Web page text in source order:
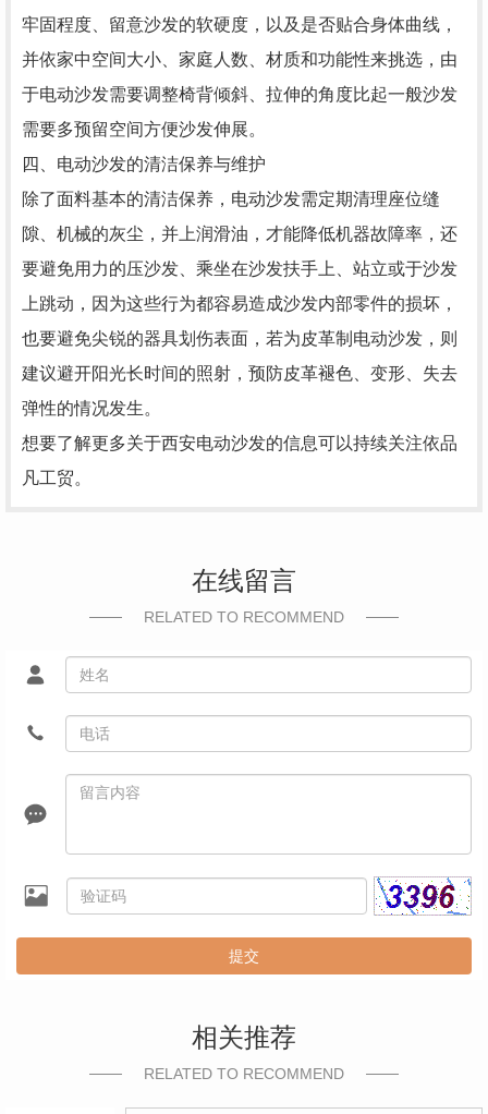
牢固程度、留意沙发的软硬度，以及是否贴合身体曲线，
并依家中空间大小、家庭人数、材质和功能性来挑选，由
于电动沙发需要调整椅背倾斜、拉伸的角度比起一般沙发
需要多预留空间方便沙发伸展。
四、电动沙发的清洁保养与维护
除了面料基本的清洁保养，电动沙发需定期清理座位缝
隙、机械的灰尘，并上润滑油，才能降低机器故障率，还
要避免用力的压沙发、乘坐在沙发扶手上、站立或于沙发
上跳动，因为这些行为都容易造成沙发内部零件的损坏，
也要避免尖锐的器具划伤表面，若为皮革制电动沙发，则
建议避开阳光长时间的照射，预防皮革褪色、变形、失去
弹性的情况发生。
想要了解更多关于西安电动沙发的信息可以持续关注依品
凡工贸。
在线留言
RELATED TO RECOMMEND
提交
相关推荐
RELATED TO RECOMMEND